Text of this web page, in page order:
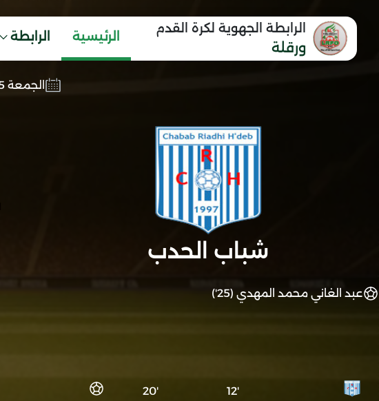
الرابطة الجهوية لكرة القدم
ورقلة
الرئيسية الرابطة
الجمعة 15 ماي 2026
شباب الحدب
عبد الغاني محمد المهدي (25')
'12
'20